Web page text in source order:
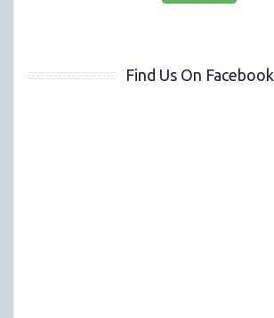
Find Us On Facebook